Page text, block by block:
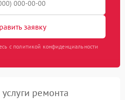
заявку
с политикой конфиденциальности
ремонта